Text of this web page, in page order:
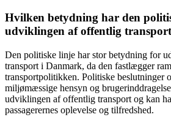
Hvilken betydning har den
udviklingen af offentlig
Den politiske linje har stor betydning for
transport i Danmark, da den fastlægger
transportpolitikken. Politiske beslutninger
miljømæssige hensyn og
udviklingen af offentlig transport og kan
passagerernes oplevelse og tilfredshed.